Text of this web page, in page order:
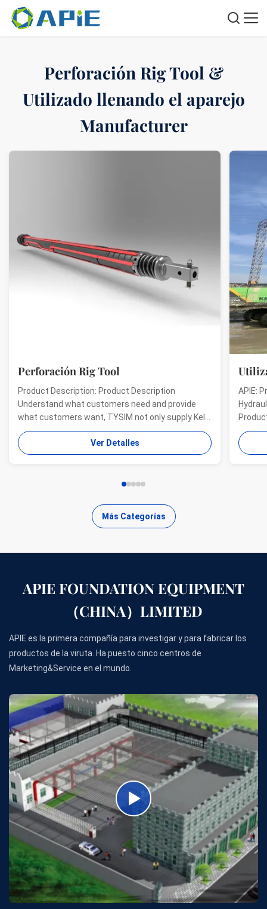
Perforación Rig Tool &
Utilizado llenando el aparejo
Manufacturer
Perforación Rig Tool
Product Description: Product Description
Understand what customers need and provide
what customers want, TYSIM not only supply Kelly
bars for drill rigs of world’s top brands, but also
provide one-stop solution for the world foundation
construction users. While providing customized
Ver Detalles
APIE:
offer
Más Categorías
APIE FOUNDATION EQUIPMENT
（CHINA）LIMITED
APIE es la primera compañía para investigar y para fabricar los
productos de la viruta. Ha puesto cinco centros de
Marketing&Service en el mundo.